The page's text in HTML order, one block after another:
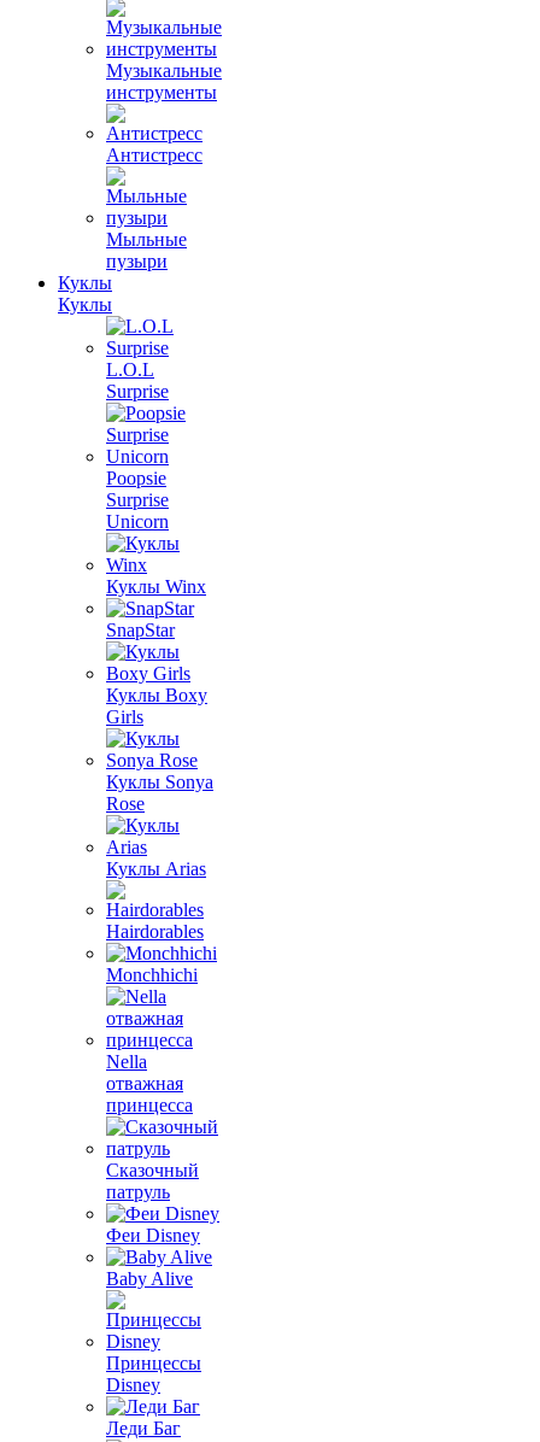
Музыкальные
инструменты
Антистресс
Мыльные
пузыри
Куклы
Куклы
L.O.L
Surprise
Poopsie
Surprise
Unicorn
Куклы Winx
SnapStar
Куклы Boxy
Girls
Куклы Sonya
Rose
Куклы Arias
Hairdorables
Monchhichi
Nella
отважная
принцесса
Сказочный
патруль
Феи Disney
Baby Alive
Принцессы
Disney
Леди Баг